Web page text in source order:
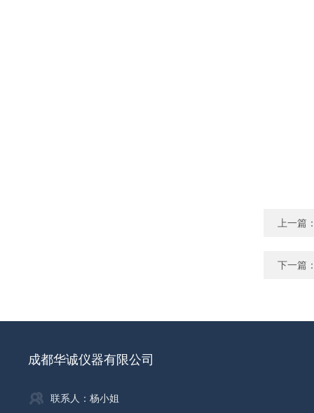
上一篇
下一篇
成都华诚仪器有限公司
联系人：杨小姐